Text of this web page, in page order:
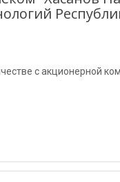
с акционерной